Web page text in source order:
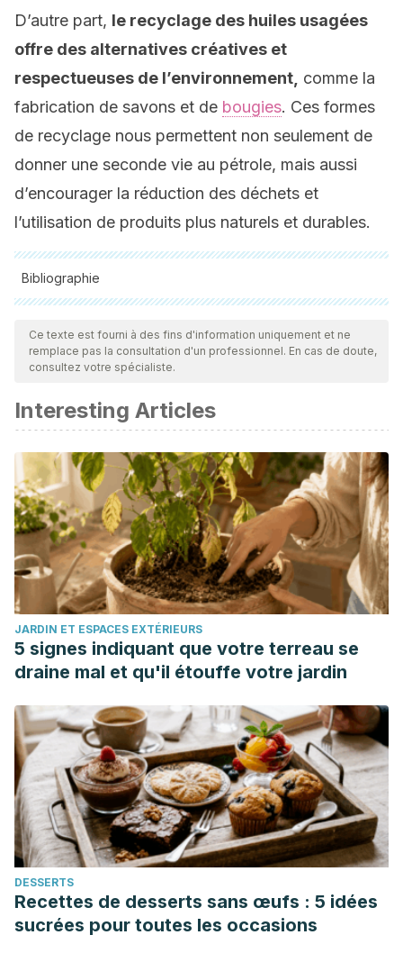
D’autre part, le recyclage des huiles usagées
offre des alternatives créatives et
respectueuses de l’environnement, comme la
fabrication de savons et de bougies. Ces formes
de recyclage nous permettent non seulement de
donner une seconde vie au pétrole, mais aussi
d’encourager la réduction des déchets et
l’utilisation de produits plus naturels et durables.
Bibliographie
Toutes les sources citées ont été examinées en profondeur
par notre équipe pour garantir leur qualité, leur fiabilité, leur
actualité et leur validité. La bibliographie de cet article a été
ou scientifique
Bhardwaj, S., Passi, S. J., Misra, A., Pant, K. K., Anwar, K.,
Pandey, R. M., & Kardam, V. (2016). Effect of
heating/reheating of fats/oils, as used by Asian Indians, on
trans fatty acid formation.Food chemistry,212
, 663–670.
https://pubmed.ncbi.nlm.nih.gov/27374582/.
Instituto Nacional del Cáncer (2017).Acrilamida y el Riesgo
de Cáncer. Consultado el 02 de junio de 2023.
https://www.cancer.gov/espanol/cancer/causas-
prevencion/riesgo/dieta/hoja-informativa-acrilamida.
Ng, C. Y., Leong, X. F., Masbah, N., Adam, S. K., Kamisah, Y.,
& Jaarin, K. (2014). Heated vegetable oils and
cardiovascular disease risk factors.Vascular
Pharmacology
61(1), 1–9.
https://pubmed.ncbi.nlm.nih.gov/24632108/.
Organización de Consumidores y Usuarios (2022, Octubre
26).Fritos con el aceite. Consultado el 02 de junio de 2023.
https://www.ocu.org/alimentacion/aceite-
oliva/informe/aceite-y-freidoras.
Perumalla, R., & Subramanyam, R. (2016). Evaluation of the
heated vegetable oil.
Ce texte est fourni à des fins d'information uniquement et ne
remplace pas la consultation d'un professionnel. En cas de doute,
consultez votre spécialiste.
Interesting Articles
JARDIN ET ESPACES EXTÉRIEURS
5 signes indiquant que votre terreau se
draine mal et qu'il étouffe votre jardin
DESSERTS
Recettes de desserts sans œufs : 5 idées
sucrées pour toutes les occasions